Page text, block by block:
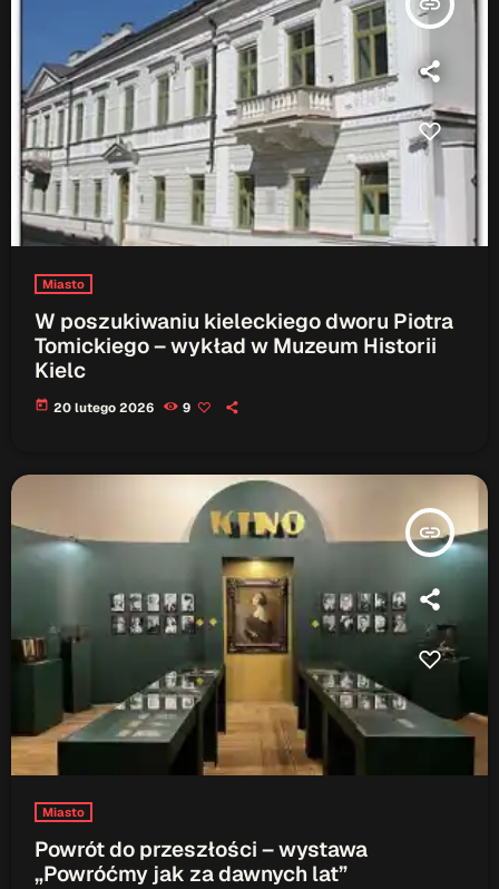
Audycja
Serwis Informacyjny
14:00 - 14:05
18:00 - 18:05
Serwis Informacyjny
Serwis Informacyjny
10:00 - 10:05
Miasto
W poszukiwaniu kieleckiego dworu Piotra
Tomickiego – wykład w Muzeum Historii
Kielc
today 20 lutego 2026 9
insert_link
Miasto
Powrót do przeszłości – wystawa
„Powróćmy jak za dawnych lat”